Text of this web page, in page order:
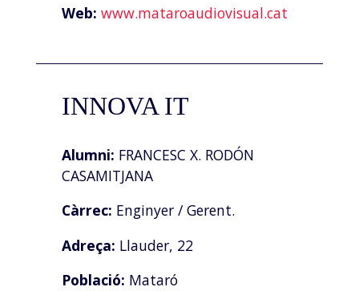
Web: www.mataroaudiovisual.cat
INNOVA IT
Alumni: FRANCESC X. RODÓN
CASAMITJANA
Càrrec: Enginyer / Gerent.
Adreça: Llauder, 22
Població: Mataró